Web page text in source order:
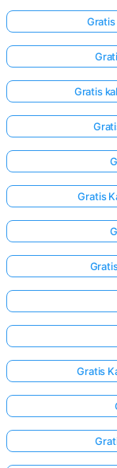
Gratis
Gratis
Gratis